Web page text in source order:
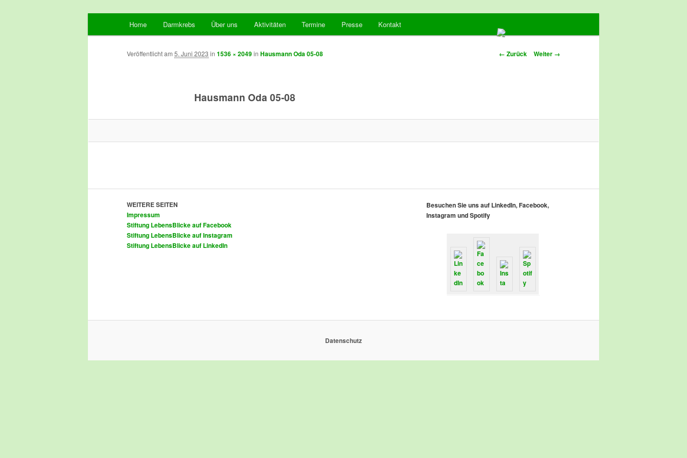
Stiftung LebensBlicke
Vorsorge und Früherkennung von Darmkrebs
Zum Inhalt wechseln
Zum sekundären Inhalt wechseln
Home Darmkrebs Über uns Aktivitäten Termine Presse Kontakt
Bilder-Navigation
← Zurück Weiter →
Hausmann Oda 05-08
Veröffentlicht am 5. Juni 2023 in 1536 × 2049in Hausmann Oda 05-08
WEITERE SEITEN
Impressum
Stiftung LebensBlicke auf Facebook
Stiftung LebensBlicke auf Instagram
Stiftung LebensBlicke auf LinkedIn
Besuchen Sie uns auf LinkedIn, Facebook,
Instagram und Spotify
Datenschutz